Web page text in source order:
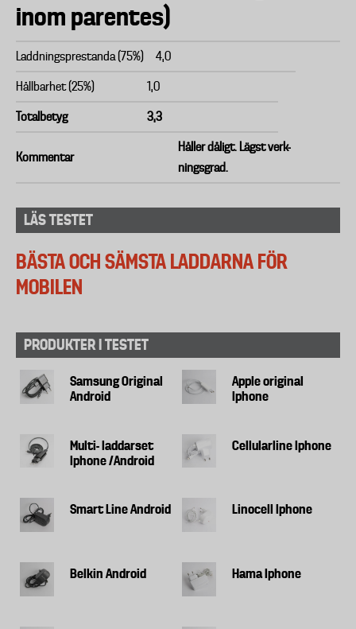
inom parentes)
Laddningsprestanda (75%) 4,0
Hållbarhet (25%) 1,0
Totalbetyg 3,3
Kommentar
Håller dåligt. Lägst verk-
ningsgrad.
LÄS TESTET
BÄSTA OCH SÄMSTA LADDARNA FÖR
MOBILEN
PRODUKTER I TESTET
Samsung Original
Android
Apple original
Iphone
Multi- laddarset
Iphone /Android
Cellularline Iphone
Smart Line Android Linocell Iphone
Belkin Android Hama Iphone